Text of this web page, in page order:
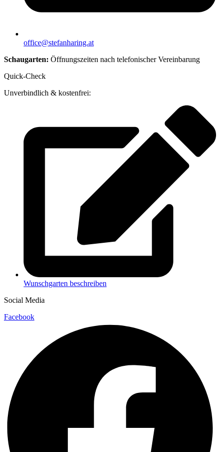
office@stefanharing.at
Schaugarten: Öffnungszeiten nach telefonischer Vereinbarung
Quick-Check
Unverbindlich & kostenfrei:
Wunschgarten beschreiben
Social Media
Facebook